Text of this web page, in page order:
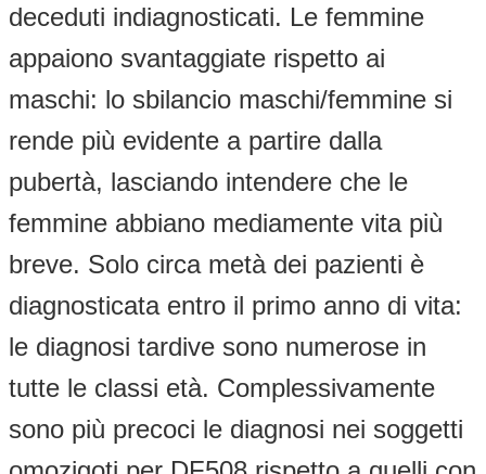
deceduti indiagnosticati. Le femmine
appaiono svantaggiate rispetto ai
maschi: lo sbilancio maschi/femmine si
rende più evidente a partire dalla
pubertà, lasciando intendere che le
femmine abbiano mediamente vita più
breve. Solo circa metà dei pazienti è
diagnosticata entro il primo anno di vita:
le diagnosi tardive sono numerose in
tutte le classi età. Complessivamente
sono più precoci le diagnosi nei soggetti